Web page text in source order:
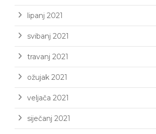
lipanj 2021
svibanj 2021
travanj 2021
ožujak 2021
veljača 2021
siječanj 2021